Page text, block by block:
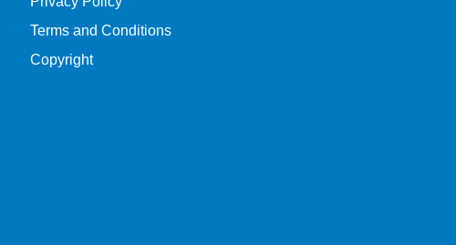
Terms and Conditions
Copyright